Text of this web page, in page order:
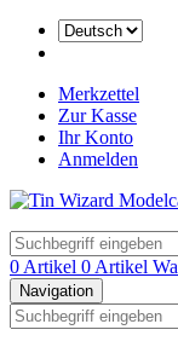
Merkzettel
Zur Kasse
Ihr Konto
Anmelden
0 Artikel 0 Artikel
Navigation